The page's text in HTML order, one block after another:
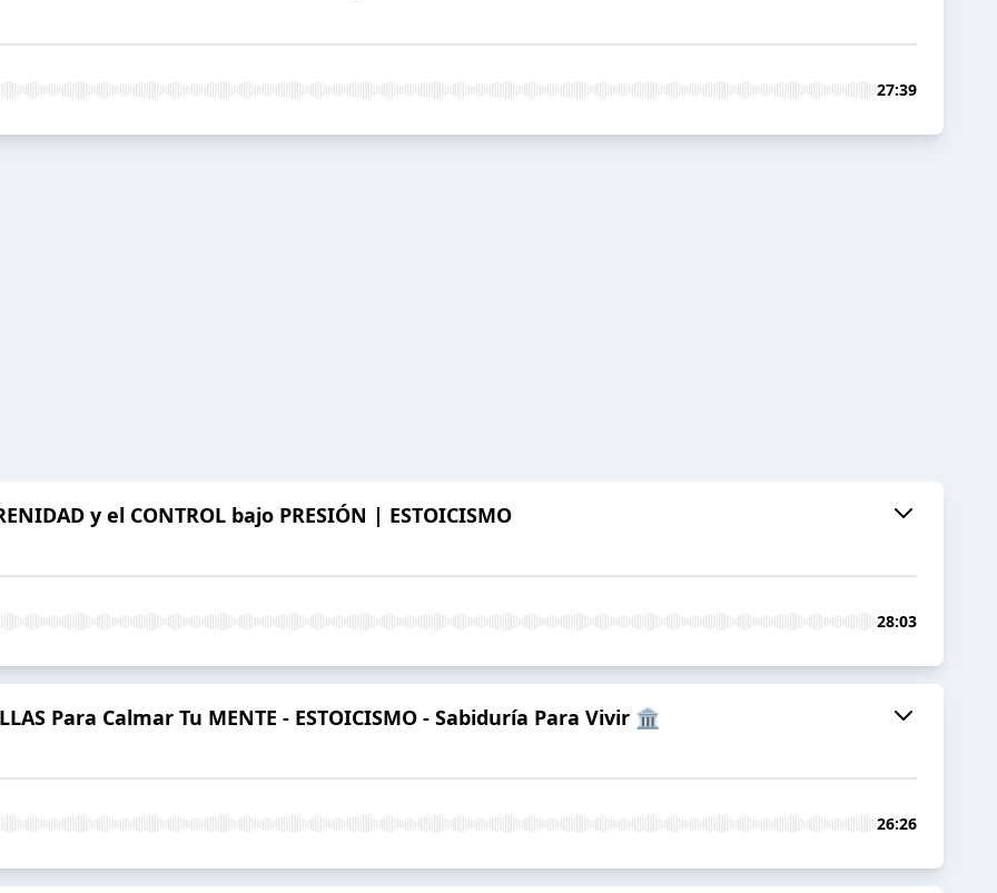
27:39
y el CONTROL bajo PRESIÓN | ESTOICISMO
28:03
Para Calmar Tu MENTE - ESTOICISMO - Sabiduría Para Vivir 🏛️
26:26